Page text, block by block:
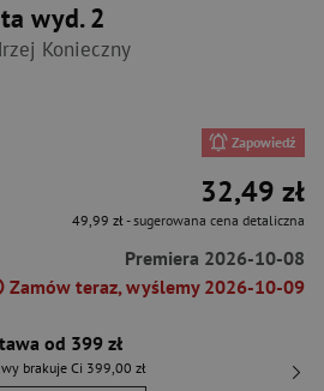
wyd. 2
Konieczny
Zapowiedź
32,49 zł
49,99 zł- sugerowana cena detaliczna
Premiera 2026-10-08
Zamów teraz, wyślemy 2026-10-09
od 399 zł
brakuje Ci 399,00 zł